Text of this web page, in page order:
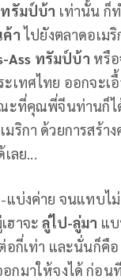
ทรัมป์บ้า เท่านั้น ก็
า ไปยังตลาดอเ
Ass ทรัมป์บ้า หรื
เทศไทย ออกจะเ
ะที่คุณพี่จีนท่านก็ไ
ริกา ด้วยการสร้
ลย...
แบ่งค่าย จนแทบไ
ฮาจะลู่ไป-ลู่มา แ
อกี่เท่า และนั่นก็คื
กมาให้จงได้ ก่อน